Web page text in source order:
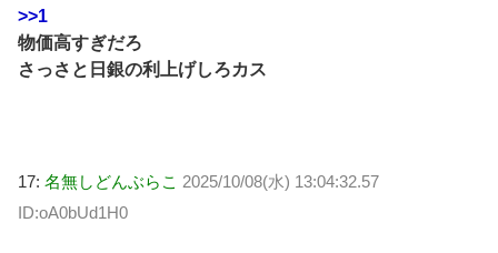
>>1
物価高すぎだろ
さっさと日銀の利上げしろカス
17: 名無しどんぶらこ 2025/10/08(水) 13:04:32.57
ID:oA0bUd1H0